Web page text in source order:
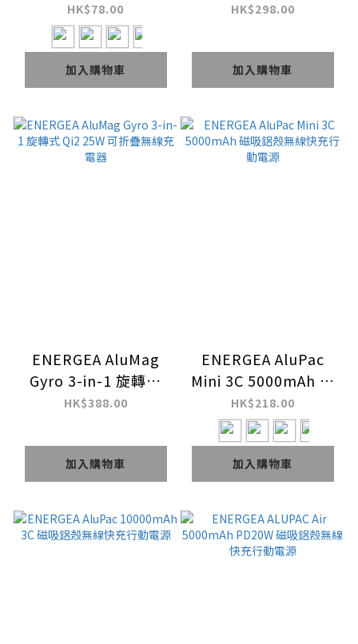
PD60W 1.5m 快充傳
輸線
HK$78.00
加入購物車
3C 磁吸無線快充帶支
HK$298.00
加入購物車
ENERGEA AluMag
Gyro 3-in-1 旋轉式
Qi2 25W 可折疊無線
HK$388.00
加入購物車
ENERGEA AluPac
Mini 3C 5000mAh 磁
吸鋁殼無線快充行動電
源
HK$218.00
加入購物車